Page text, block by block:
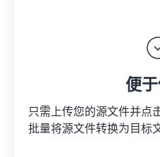
便
只需上传您的源文件并点
批量将源文件转换为目标